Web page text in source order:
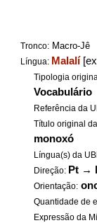
Tronco: Macro-Jê
Língua: Malalí
Tipologia
Vocabulário
Referência da
Título original
monoxó
Língua(s) da
Direção: Pt →
Orientação:
Quantidade de
Expressão da